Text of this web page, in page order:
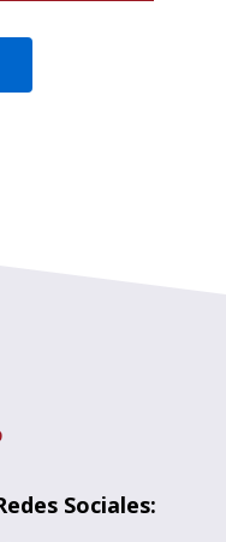
Sociales: